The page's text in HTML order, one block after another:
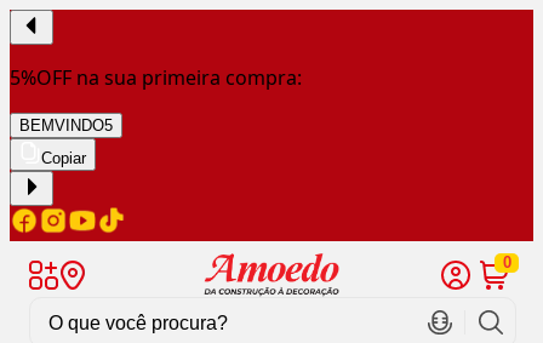
5%OFF na sua primeira compra:
BEMVINDO5
Copiar
0